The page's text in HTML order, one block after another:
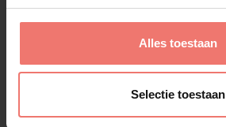
Alles toestaan
Selectie toestaan